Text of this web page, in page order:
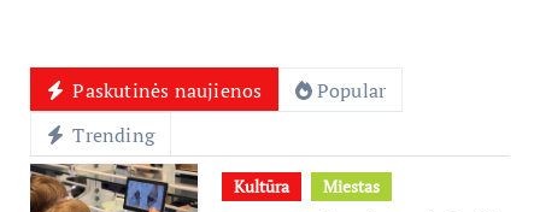
Paskutinės naujienos
Popular
Trending
Kultūra Miestas